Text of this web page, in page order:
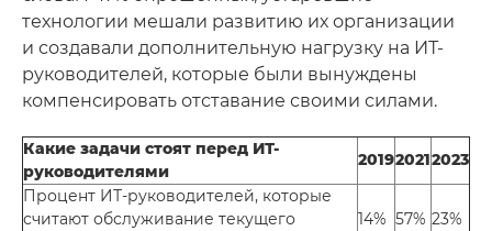
технологии мешали развитию их организации
и создавали дополнительную нагрузку на ИТ-
руководителей, которые были вынуждены
компенсировать отставание своими силами.
Какие задачи стоят перед ИТ-
руководителями
201920212023
Процент ИТ-руководителей, которые
считают обслуживание текущего
14% 57% 23%